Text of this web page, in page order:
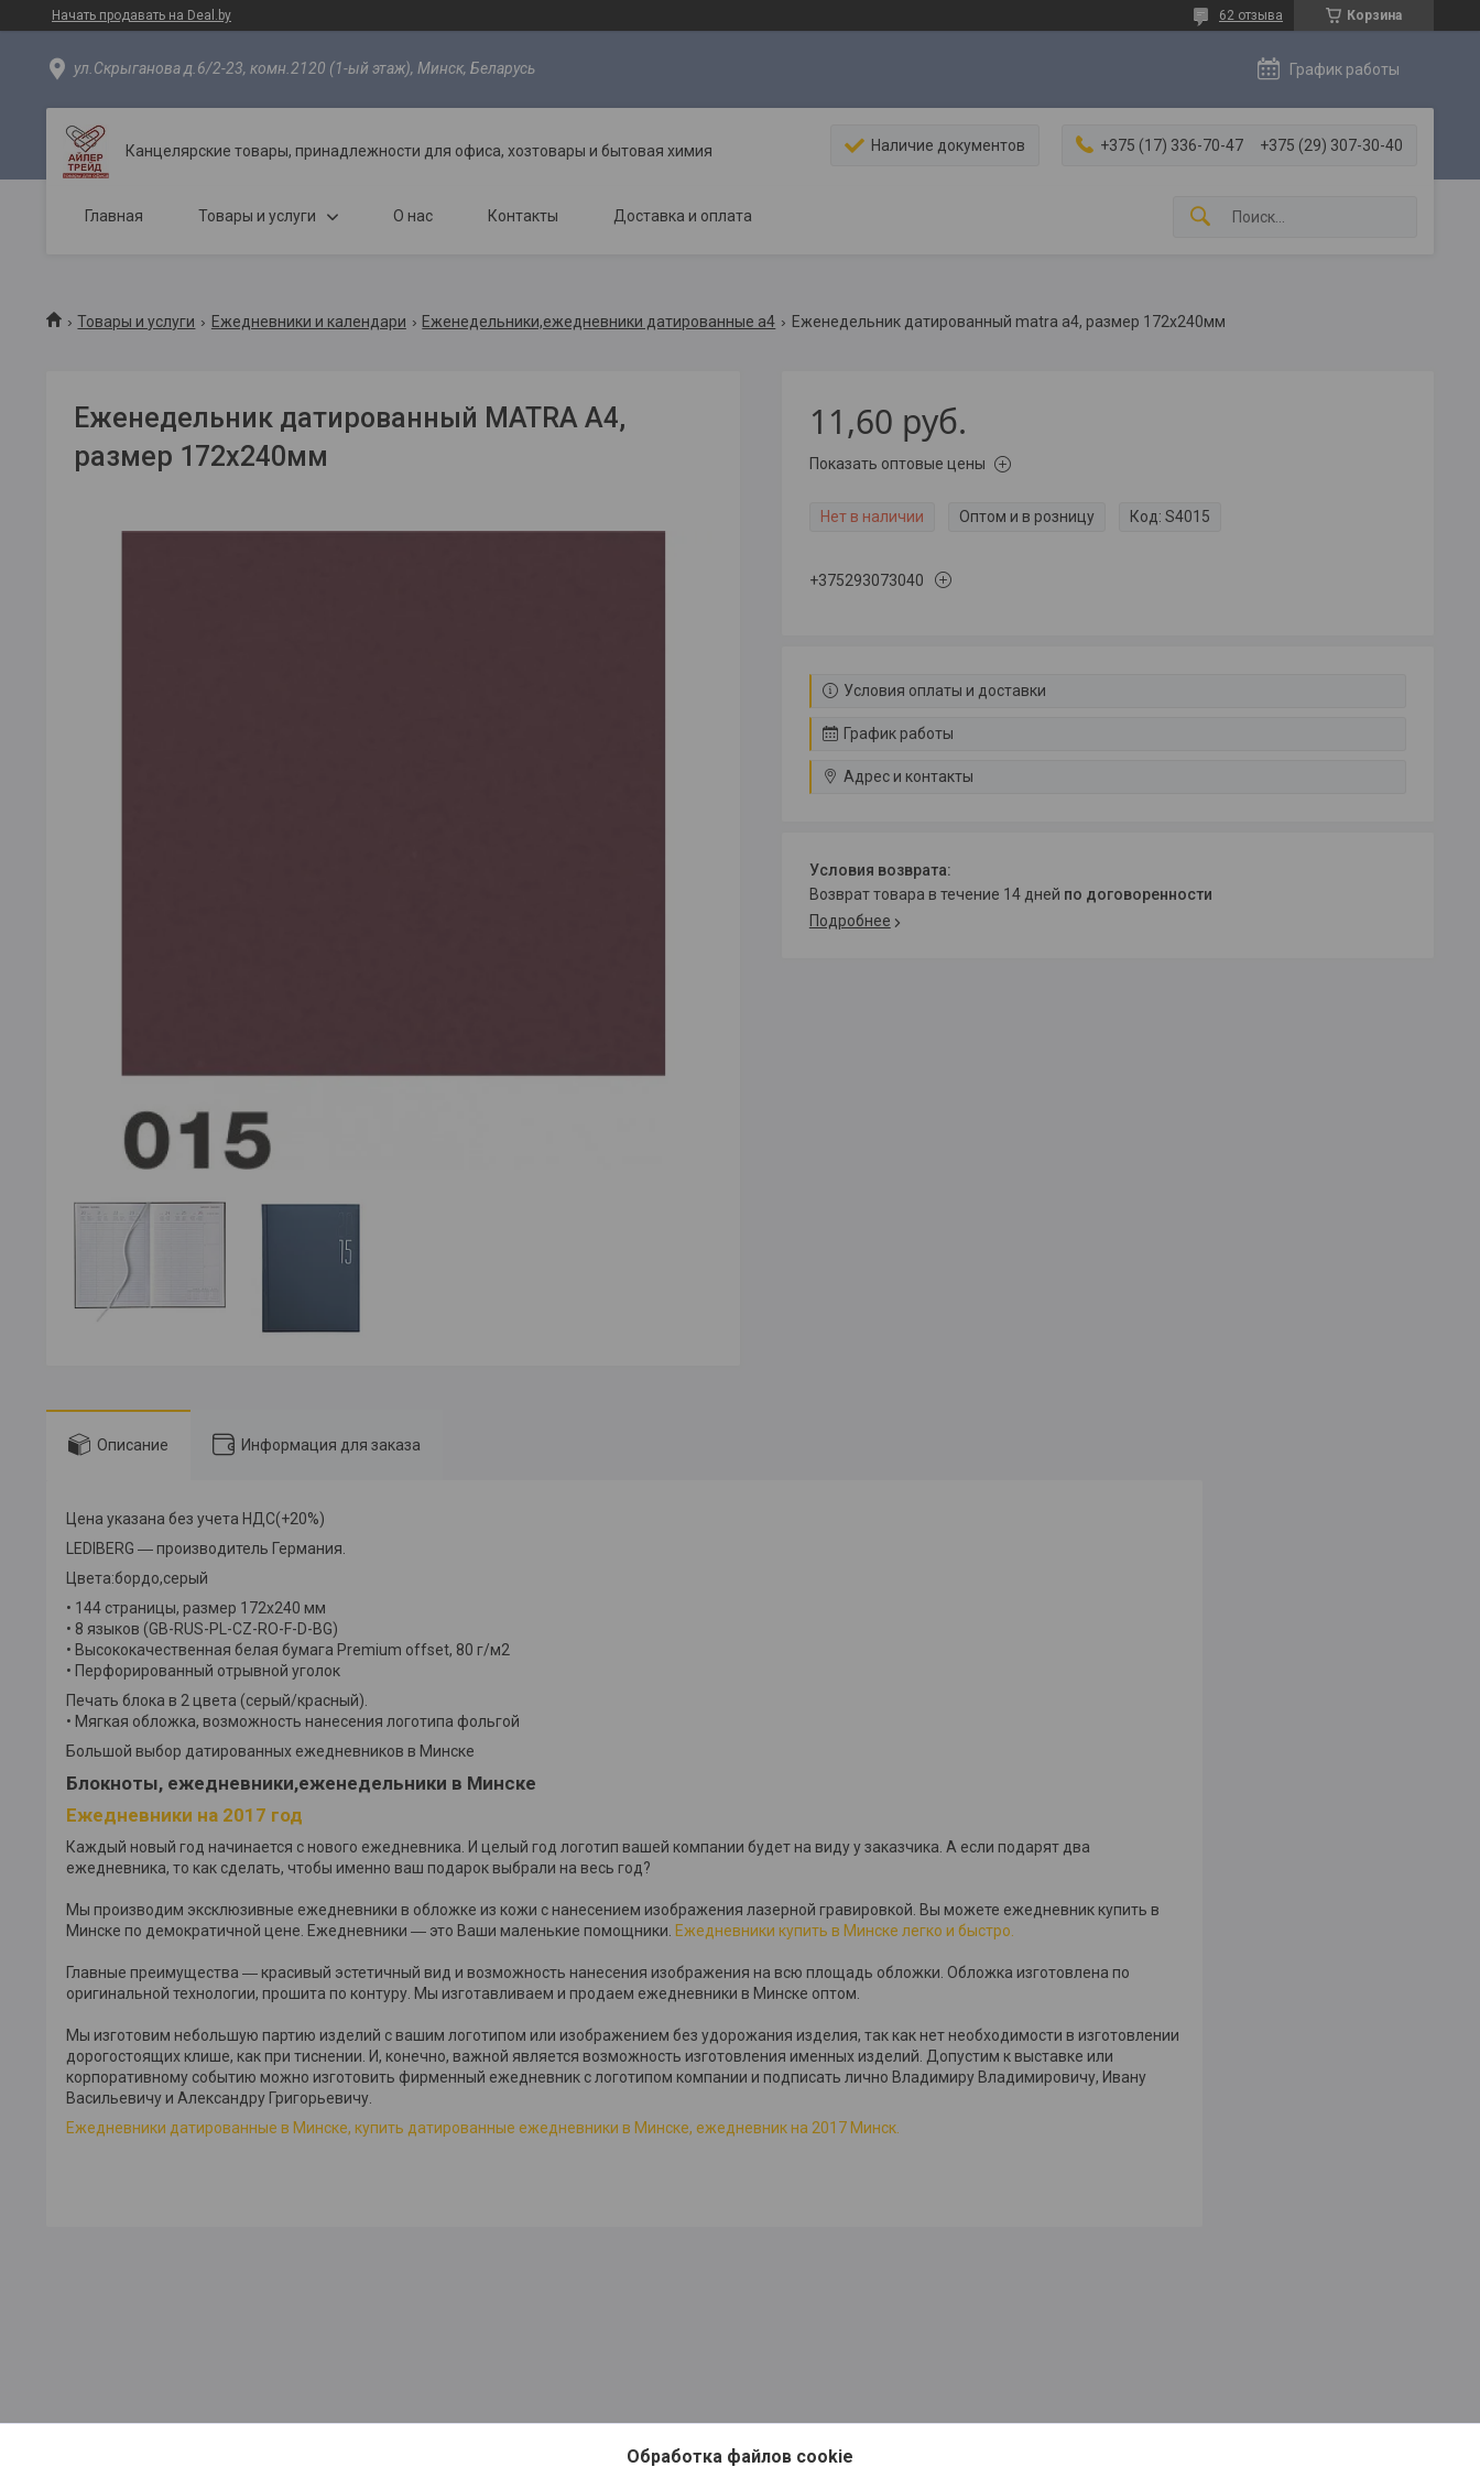
Начать продавать на Deal.by Корзина
62 отзыва
ул.Скрыганова д.6/2-23, комн.2120 (1-ый этаж), Минск, Беларусь График работы
Канцелярские товары, принадлежности для офиса, хозтовары и бытовая химия Наличие документов +375 (17) 336-70-47 +375 (29) 307-30-40
Главная Товары и услуги О нас Контакты Доставка и оплата
Товары и услуги Ежедневники и календари Еженедельники,ежедневники датированные а4 Еженедельник датированный matra a4, размер 172х240мм
Еженедельник датированный MATRA A4,
размер 172х240мм
11,60 руб.
Показать оптовые цены
Нет в наличии Оптом и в розницу Код: S4015
+375293073040
Условия оплаты и доставки
График работы
Адрес и контакты
возврат товара в течение 14 дней по договоренности
Подробнее
Описание Информация для заказа
Цена указана без учета НДС(+20%)
LEDIBERG ― производитель Германия.
Цвета:бордо,серый
• 144 страницы, размер 172х240 мм
• 8 языков (GB-RUS-PL-CZ-RO-F-D-BG)
• Высококачественная белая бумага Premium offset, 80 г/м2
• Перфорированный отрывной уголок
Печать блока в 2 цвета (серый/красный).
• Мягкая обложка, возможность нанесения логотипа фольгой
Большой выбор датированных ежедневников в Минске
Блокноты, ежедневники,еженедельники в Минске
Ежедневники на 2017 год
Каждый новый год начинается с нового ежедневника. И целый год логотип вашей компании будет на виду у заказчика. А если подарят два
ежедневника, то как сделать, чтобы именно ваш подарок выбрали на весь год?
Мы производим эксклюзивные ежедневники в обложке из кожи с нанесением изображения лазерной гравировкой. Вы можете ежедневник купить в
Минске по демократичной цене. Ежедневники ― это Ваши маленькие помощники. Ежедневники купить в Минске легко и быстро.
Главные преимущества ― красивый эстетичный вид и возможность нанесения изображения на всю площадь обложки. Обложка изготовлена по
оригинальной технологии, прошита по контуру. Мы изготавливаем и продаем ежедневники в Минске оптом.
Мы изготовим небольшую партию изделий с вашим логотипом или изображением без удорожания изделия, так как нет необходимости в изготовлении
дорогостоящих клише, как при тиснении. И, конечно, важной является возможность изготовления именных изделий. Допустим к выставке или
корпоративному событию можно изготовить фирменный ежедневник с логотипом компании и подписать лично Владимиру Владимировичу, Ивану
Васильевичу и Александру Григорьевичу.
Ежедневники датированные в Минске, купить датированные ежедневники в Минске, ежедневник на 2017 Минск.
Обработка файлов cookie